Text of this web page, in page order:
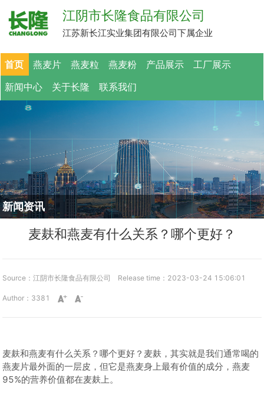
江阴市长隆食品有限公司
江苏新长江实业集团有限公司下属企业
首页 燕麦片 燕麦粒 燕麦粉 产品展示
工厂展示
新闻中心
关于长隆 联系我们
新闻资讯
麦麸和燕麦有什么关系？哪个更好？
Source：江阴市长隆食品有限公司 Release time：2023-03-24 15:06:01
Author：3381
麦麸和燕麦有什么关系？哪个更好？麦麸，其实就是我们通常喝的
燕麦片最外面的一层皮，但它是燕麦身上最有价值的成分，燕麦
95%的营养价值都在麦麸上。